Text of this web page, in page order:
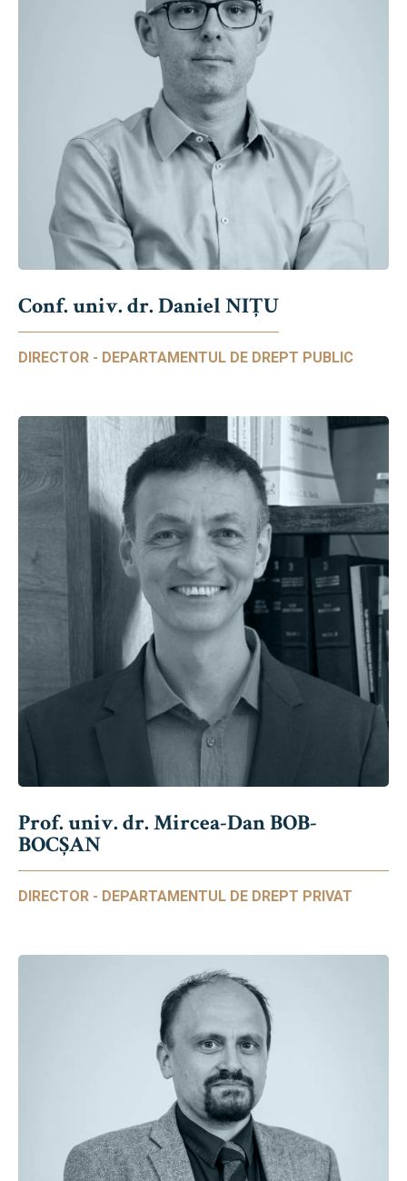
Conf. univ. dr. Daniel NIŢU
DIRECTOR - DEPARTAMENTUL DE DREPT PUBLIC
Prof. univ. dr. Mircea-Dan BOB-
BOCȘAN
DIRECTOR - DEPARTAMENTUL DE DREPT PRIVAT